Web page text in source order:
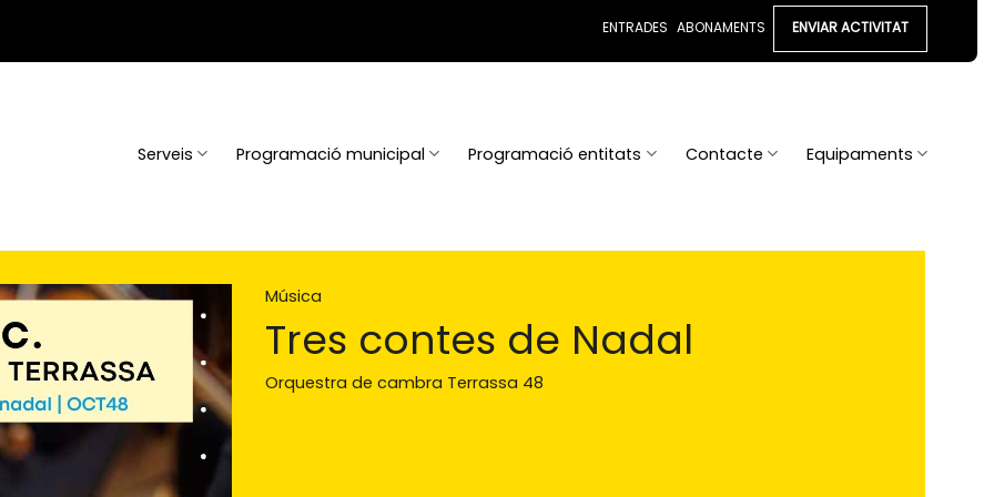
ENTRADES ABONAMENTS ENVIAR ACTIVITAT
Serveis Programació municipal Programació entitats Contacte Equipaments
Música
Tres contes de Nadal
Orquestra de cambra Terrassa 48